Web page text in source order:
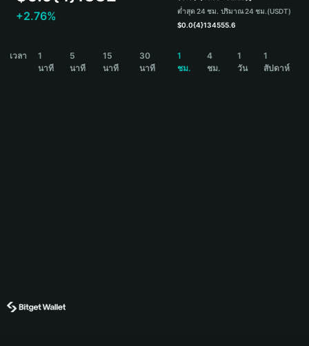
Português (Brasil)
+2.76%
ต่ำสุด 24 ชม.
$0.0{4}1345
ปริมาณ 24 ชม.(USDT)
55.6
เวลา
1
นาที
5
นาที
15
นาที
30
นาที
1
ชม.
4
ชม.
1
วัน
1
สัปดาห์